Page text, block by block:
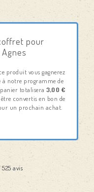
pour
Agnes
produit vous gagnerez
à notre programme de
totalisera3,00 €
convertis en bon de
un prochain achat.
525avis